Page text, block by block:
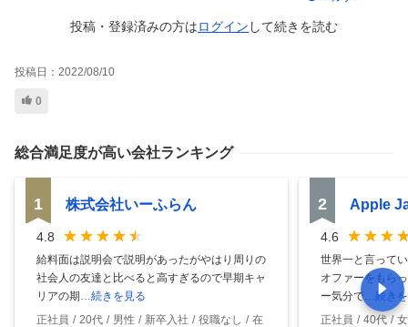
投稿・登録済みの方はログイン して続きを読む
投稿日： 2022/08/10
0
総合満足度が高い会社ランキング
1 株式会社いーふらん
4.8
給料面は説明会で説明があったがやはり周りの
社会人の友達と比べると高すぎるので早期キャ
リアの期…続きを見る
正社員
20代 男性 新卒入社 役職なし
在
2 Apple
4.6
世界一と言って
オファーをもら
ー気分で…続き
正社員
40代